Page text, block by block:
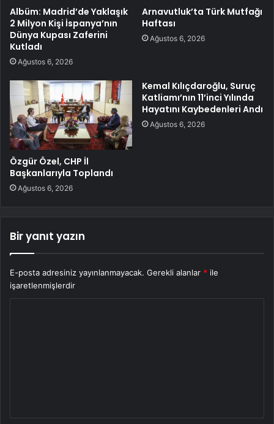
Albüm: Madrid’de Yaklaşık
2 Milyon Kişi İspanya’nın
Dünya Kupası Zaferini
Kutladı
Ağustos 6, 2026
Arnavutluk’ta Türk Mutfağı
Haftası
Ağustos 6, 2026
Özgür Özel, CHP İl
Başkanlarıyla Toplandı
Ağustos 6, 2026
Kemal Kılıçdaroğlu, Suruç
Katliamı’nın 11’inci Yılında
Hayatını Kaybedenleri Andı
Ağustos 6, 2026
Bir yanıt yazın
E-posta adresiniz yayınlanmayacak. Gerekli alanlar * ile
işaretlenmişlerdir